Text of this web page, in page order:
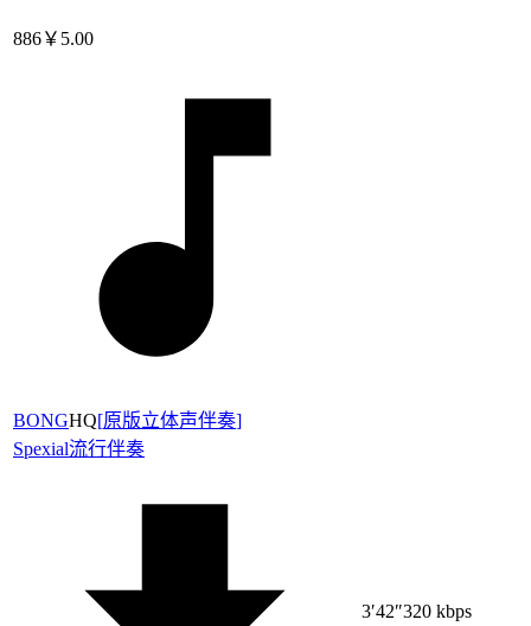
886￥5.00
BONGHQ[原版立体声伴奏]
Spexial流行伴奏
3′42″320 kbps